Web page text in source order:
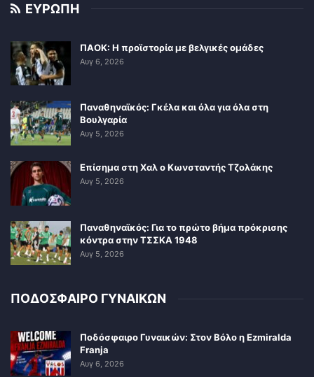
ΕΥΡΩΠΗ
ΠΑΟΚ: Η προϊστορία με βελγικές ομάδες
Αυγ 6, 2026
Παναθηναϊκός: Γκέλα και όλα για όλα στη
Βουλγαρία
Αυγ 5, 2026
Επίσημα στη Χαλ ο Κωνσταντής Τζολάκης
Αυγ 5, 2026
Παναθηναϊκός: Για το πρώτο βήμα πρόκρισης
κόντρα στην ΤΣΣΚΑ 1948
Αυγ 5, 2026
ΠΟΔΟΣΦΑΙΡΟ ΓΥΝΑΙΚΩΝ
Ποδόσφαιρο Γυναικών: Στον Βόλο η Ezmiralda
Franja
Αυγ 6, 2026